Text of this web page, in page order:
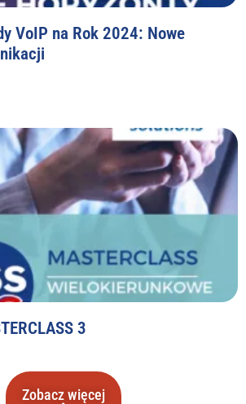
VoIP na Rok 2024: Nowe
3
Zobacz więcej